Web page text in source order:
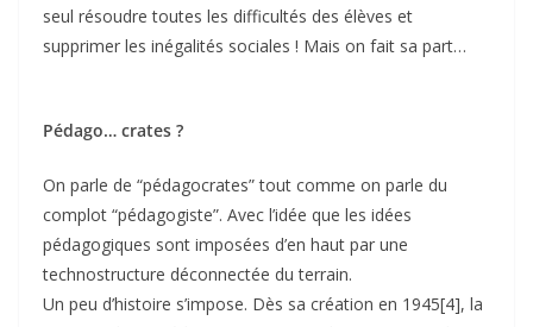
seul résoudre toutes les difficultés des élèves et
supprimer les inégalités sociales ! Mais on fait sa part…
Pédago… crates ?
On parle de “pédagocrates” tout comme on parle du
complot “pédagogiste”. Avec l’idée que les idées
pédagogiques sont imposées d’en haut par une
technostructure déconnectée du terrain.
Un peu d’histoire s’impose. Dès sa création en 1945[4], la